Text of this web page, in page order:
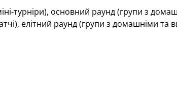
турніри), основний раунд (групи з
елітний раунд (групи з домашніми та